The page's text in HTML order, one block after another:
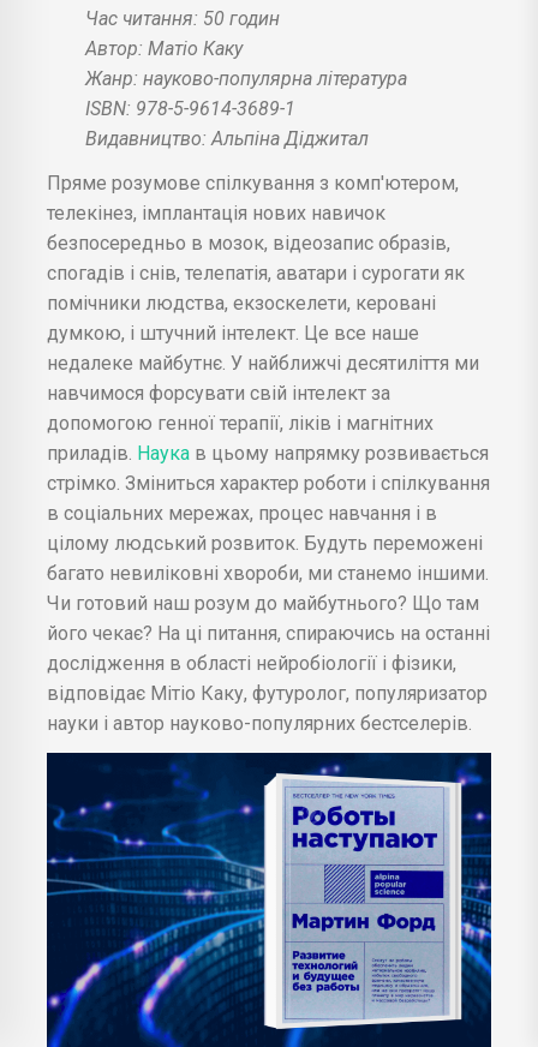
Час читання: 50 годин
Автор: Матіо Каку
Жанр: науково-популярна література
ISBN: 978-5-9614-3689-1
Видавництво: Альпіна Діджитал
Пряме розумове спілкування з комп'ютером,
телекінез, імплантація нових навичок
безпосередньо в мозок, відеозапис образів,
спогадів і снів, телепатія, аватари і сурогати як
помічники людства, екзоскелети, керовані
думкою, і штучний інтелект. Це все наше
недалеке майбутнє. У найближчі десятиліття ми
навчимося форсувати свій інтелект за
допомогою генної терапії, ліків і магнітних
приладів. Наука в цьому напрямку розвивається
стрімко. Зміниться характер роботи і спілкування
в соціальних мережах, процес навчання і в
цілому людський розвиток. Будуть переможені
багато невиліковні хвороби, ми станемо іншими.
Чи готовий наш розум до майбутнього? Що там
його чекає? На ці питання, спираючись на останні
дослідження в області нейробіології і фізики,
відповідає Мітіо Каку, футуролог, популяризатор
науки і автор науково-популярних бестселерів.